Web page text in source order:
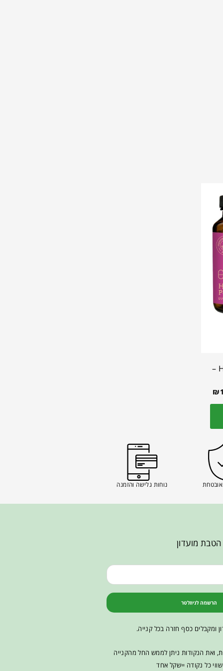
Hsn – P – 1000 –
₪
נוחות גלישה והזמנה
הטבת מועדון
הרשמה לניוזלטר
ומקבלים כסף חזרה בכל קנייה.
ואת הנקודות ניתן לממש החל מהקנייה
כל נקודה =שקל אחד